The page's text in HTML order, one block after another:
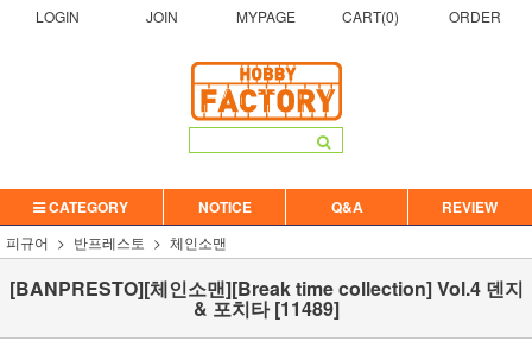
LOGIN JOIN MYPAGE CART(0) ORDER
CATEGORY NOTICE Q&A REVIEW
피규어 반프레스토 체인소맨
[BANPRESTO][체인소맨][Break time collection] Vol.4 덴지
& 포치타 [11489]